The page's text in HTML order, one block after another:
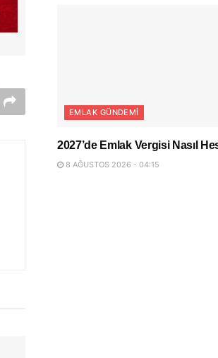
EMLAK GÜNDEMI
2027’de Emlak Vergisi Nasıl
8 AĞUSTOS 2026 - 04:15